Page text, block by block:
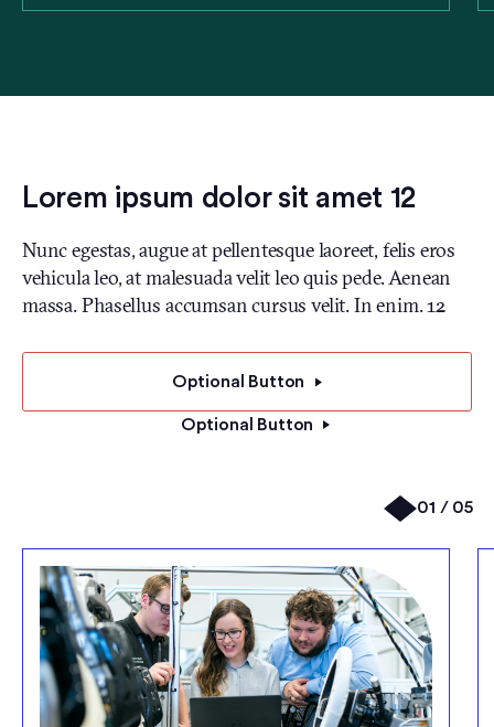
Lorem ipsum dolor sit amet 12
Nunc egestas, augue at pellentesque laoreet, felis eros
vehicula leo, at malesuada velit leo quis pede. Aenean
massa. Phasellus accumsan cursus velit. In enim. 12
Optional Button
Optional Button
01 / 05